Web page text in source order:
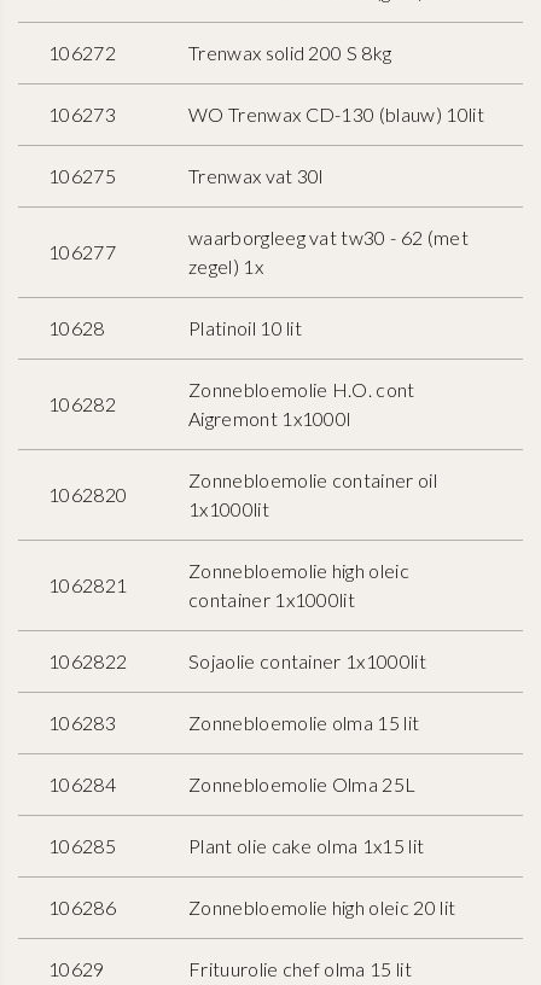
106272 Trenwax solid 200 S 8kg
106273 WO Trenwax CD-130 (blauw) 10lit
106275 Trenwax vat 30l
106277
waarborgleeg vat tw30 - 62 (met
zegel) 1x
10628 Platinoil 10 lit
106282
Zonnebloemolie H.O. cont
Aigremont 1x1000l
1062820
Zonnebloemolie container oil
1x1000lit
1062821
Zonnebloemolie high oleic
container 1x1000lit
1062822 Sojaolie container 1x1000lit
106283 Zonnebloemolie olma 15 lit
106284 Zonnebloemolie Olma 25L
106285 Plant olie cake olma 1x15 lit
106286 Zonnebloemolie high oleic 20 lit
10629 Frituurolie chef olma 15 lit